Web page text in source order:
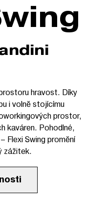
hravost. Díky
i volně stojícímu
prostor,
kaváren. Pohodlné,
Flexi Swing promění
zážitek.